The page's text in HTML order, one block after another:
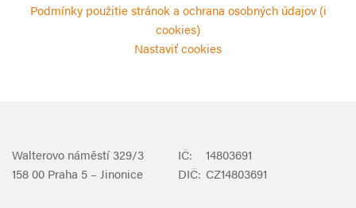
Podmínky použitie stránok a ochrana osobných údajov (i
cookies)
Nastaviť cookies
Walterovo náměstí 329/3
158 00 Praha 5 – Jinonice
IČ:
14803691
DIČ: CZ14803691